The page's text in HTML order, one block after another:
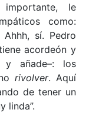
le
como:
Ahhh, sí. Pedro
acordeón y
y añade–: los
rivolver. Aquí
de tener un
linda”.